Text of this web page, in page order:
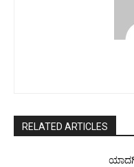
RELATED ARTICLES